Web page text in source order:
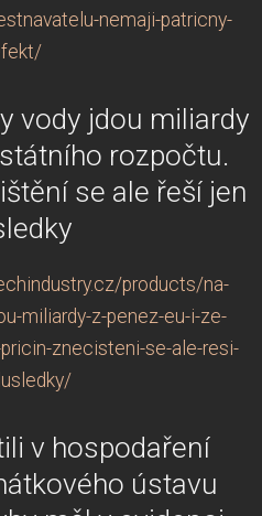
nemaji-patricny-
vody jdou miliardy
rozpočtu.
se ale řeší jen
products/na-
miliardy-z-penez-eu-i-ze-
znecisteni-se-ale-resi-
v hospodaření
ústavu